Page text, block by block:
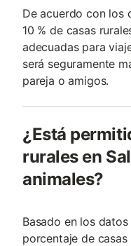
De acuerdo con los
10 % de casas
adecuadas para
será seguramente
pareja o amigos.
¿Está
rurales en
animales?
Basado en los
porcentaje de casas